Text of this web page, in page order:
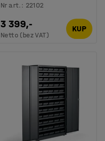
Nr art. : 22102
3 399,-
Netto (bez VAT)
KUP